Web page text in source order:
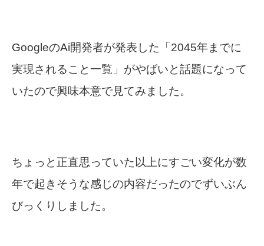
GoogleのAi開発者が発表した「2045年までに
実現されること一覧」がやばいと話題になって
いたので興味本意で見てみました。
ちょっと正直思っていた以上にすごい変化が数
年で起きそうな感じの内容だったのでずいぶん
びっくりしました。